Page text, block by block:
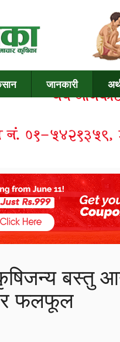
जानकारी
बस्तु
र फलफूल